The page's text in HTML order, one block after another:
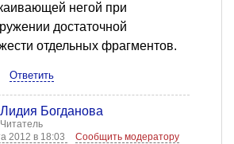
негой при
достаточной
отдельных фрагментов.
Ответить
Лидия Богданова
Читатель
2012 в 18:03
Сообщить модератору